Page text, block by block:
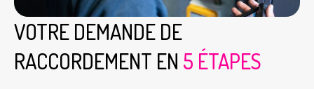
VOTRE DEMANDE DE
RACCORDEMENT EN 5 ÉTAPES